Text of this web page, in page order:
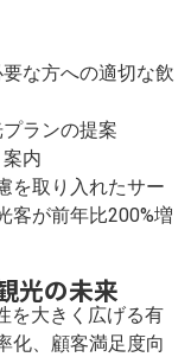
な方への適切な飲
ランの提案
内
を取り入れたサー
客が前年比200%増
光の未来
を大きく広げる有
化、顧客満足度向